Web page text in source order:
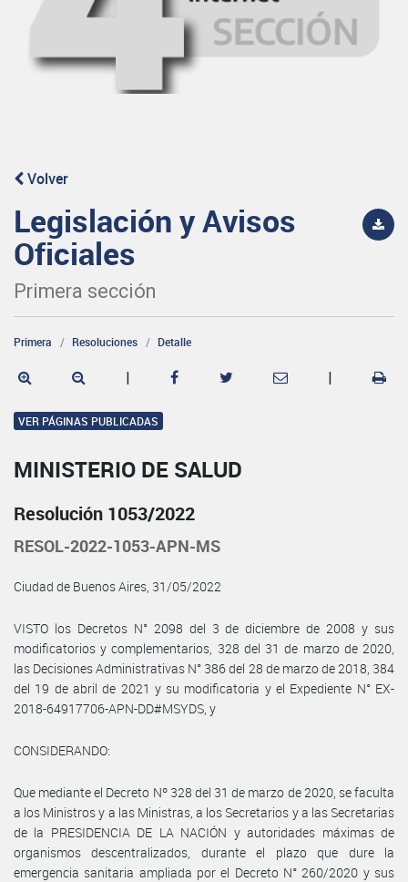
Volver
Legislación y Avisos
Oficiales
Primera sección
Primera Resoluciones Detalle
| |
VER PÁGINAS PUBLICADAS
MINISTERIO DE SALUD
Resolución 1053/2022
RESOL-2022-1053-APN-MS
Ciudad de Buenos Aires, 31/05/2022
VISTO los Decretos N° 2098 del 3 de diciembre de 2008 y sus
modificatorios y complementarios, 328 del 31 de marzo de 2020,
las Decisiones Administrativas N° 386 del 28 de marzo de 2018, 384
del 19 de abril de 2021 y su modificatoria y el Expediente N° EX-
2018-64917706-APN-DD#MSYDS, y
CONSIDERANDO:
Que mediante el Decreto Nº 328 del 31 de marzo de 2020, se faculta
a los Ministros y a las Ministras, a los Secretarios y a las Secretarias
de la PRESIDENCIA DE LA NACIÓN y autoridades máximas de
organismos descentralizados, durante el plazo que dure la
emergencia sanitaria ampliada por el Decreto N° 260/2020 y sus